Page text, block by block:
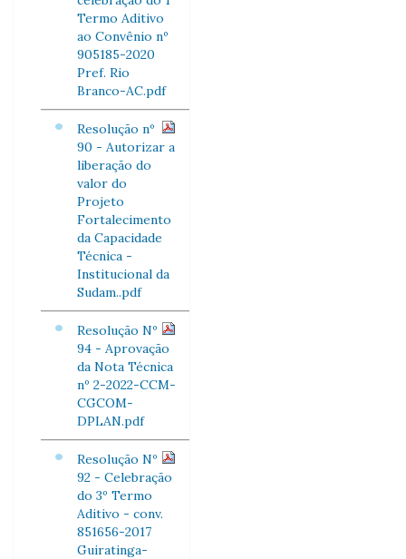
Termo Aditivo
ao Convênio nº
905185-2020
Pref. Rio
Branco-AC.pdf
Resolução nº
90 - Autorizar a
liberação do
valor do
Projeto
Fortalecimento
da Capacidade
Técnica -
Institucional da
Sudam..pdf
Resolução Nº
94 - Aprovação
da Nota Técnica
nº 2-2022-CCM-
CGCOM-
DPLAN.pdf
Resolução Nº
92 - Celebração
do 3º Termo
Aditivo - conv.
851656-2017
Guiratinga-